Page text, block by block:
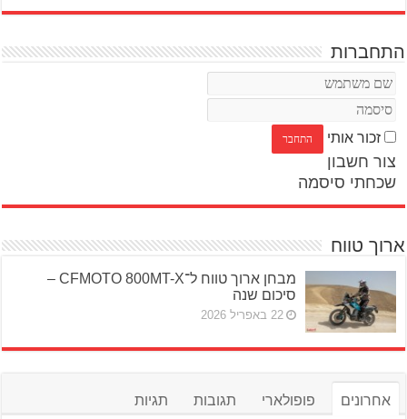
התחברות
זכור אותי
צור חשבון
שכחתי סיסמה
ארוך טווח
מבחן ארוך טווח ל־CFMOTO 800MT-X –
סיכום שנה
22 באפריל 2026
אחרונים פופולארי תגובות תגיות